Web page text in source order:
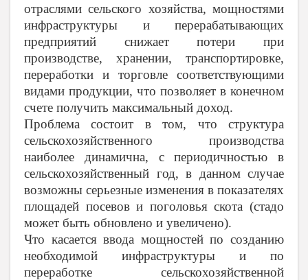
отраслями сельского хозяйства, мощностями
инфраструктуры и перерабатывающих
предприятий снижает потери при
производстве, хранении, транспортировке,
переработки и торговле соответствующими
видами продукции, что позволяет в конечном
счете получить максимальный доход.
Проблема состоит в том, что структура
сельскохозяйственного производства
наиболее динамична, с периодичностью в
сельскохозяйственный год, в данном случае
возможны серьезные изменения в показателях
площадей посевов и поголовья скота (стадо
может быть обновлено и увеличено).
Что касается ввода мощностей по созданию
необходимой инфраструктуры и по
переработке сельскохозяйственной